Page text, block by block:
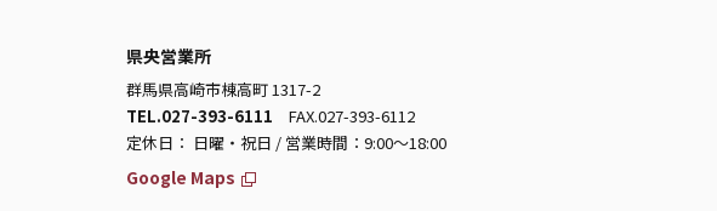
県央営業所
群馬県高崎市棟高町 1317-2
TEL.027-393-6111 FAX.027-393-6112
定休日： 日曜・祝日 / 営業時間：9:00～18:00
Google Maps